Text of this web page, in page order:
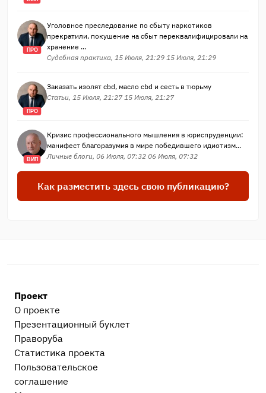
ПРО
Уголовное преследование по сбыту наркотиков
прекратили, покушение на сбыт переквалифицировали на
хранение ...
Судебная практика, 15 Июля, 21:29 15 Июля, 21:29
ПРО
Заказать изолят cbd, масло cbd и сесть в тюрьму
Статьи, 15 Июля, 21:27 15 Июля, 21:27
ВИП
Кризис профессионального мышления в юриспруденции:
манифест благоразумия в мире победившего идиотизм...
Личные блоги, 06 Июля, 07:32 06 Июля, 07:32
Как разместить здесь свою публикацию?
Проект
О проекте
Презентационный букл​ет
Праворуба
Статистика проекта
Пользовательское
соглашение